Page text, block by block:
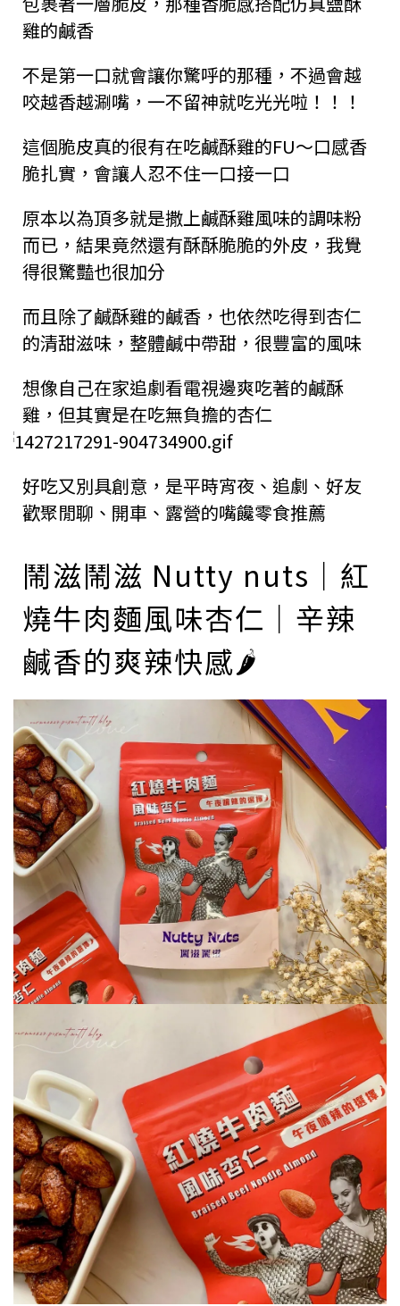
雞的鹹香
不是第一口就會讓你驚呼的那種，不過會越
咬越香越涮嘴，一不留神就吃光光啦！！！
這個脆皮真的很有在吃鹹酥雞的FU～口感香
脆扎實，會讓人忍不住一口接一口
原本以為頂多就是撒上鹹酥雞風味的調味粉
而已，結果竟然還有酥酥脆脆的外皮，我覺
得很驚豔也很加分
而且除了鹹酥雞的鹹香，也依然吃得到杏仁
的清甜滋味，整體鹹中帶甜，很豐富的風味
想像自己在家追劇看電視邊爽吃著的鹹酥
雞，但其實是在吃無負擔的杏仁
好吃又別具創意，是平時宵夜、追劇、好友
歡聚閒聊、開車、露營的嘴饞零食推薦
鬧滋鬧滋 Nutty nuts｜紅
燒牛肉麵風味杏仁｜辛辣
鹹香的爽辣快感🌶️